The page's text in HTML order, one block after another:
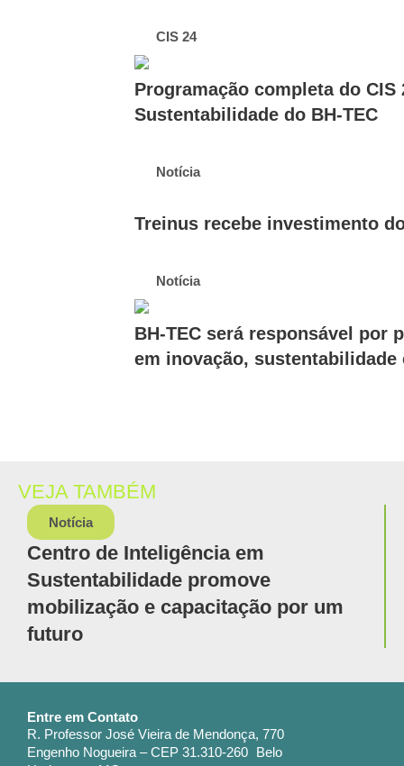
CIS 24
Programação completa do
Sustentabilidade do BH-TEC
Notícia
Treinus recebe investimento
Notícia
BH-TEC será responsável por
em inovação, sustentabilidade
VEJA TAMBÉM
Notícia
Centro de Inteligência em
Sustentabilidade promove
mobilização e capacitação por um
futuro
Entre em Contato
R. Professor José Vieira de Mendonça, 770
Engenho Nogueira – CEP 31.310-260 Belo